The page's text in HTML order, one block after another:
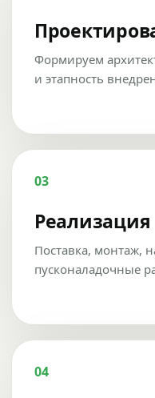
Формируем
и этапность
03
Реализация
Поставка, монтаж,
пусконаладочные
04